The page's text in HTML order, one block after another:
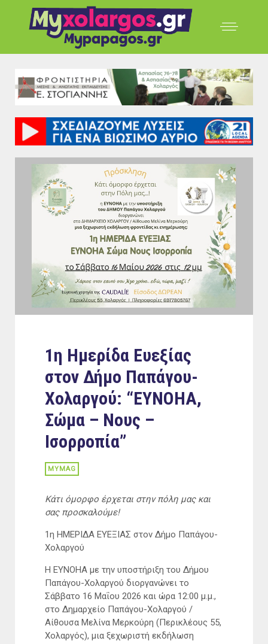
1η Ημερίδα Ευεξίας
στον Δήμο Παπάγου-
Χολαργού: “ΕΥΝΟΗΑ,
Σώμα – Νους –
Ισορροπία”
MYMAG
Κάτι όμορφο έρχεται στην πόλη μας και
σας προσκαλούμε!
1η ΗΜΕΡΙΔΑ ΕΥΕΞΙΑΣ στον Δήμο Παπάγου-
Χολαργού
Η ΕΥΝΟΗΑ με την υποστήριξη του Δήμου
Παπάγου-Χολαργού διοργανώνει το
Σάββατο 16 Μαΐου 2026 και ώρα 12:00 μ.μ.,
στο Δημαρχείο Παπάγου-Χολαργού /
Αίθουσα Μελίνα Μερκούρη (Περικλέους 55,
Χολαργός), μια ξεχωριστή εκδήλωση